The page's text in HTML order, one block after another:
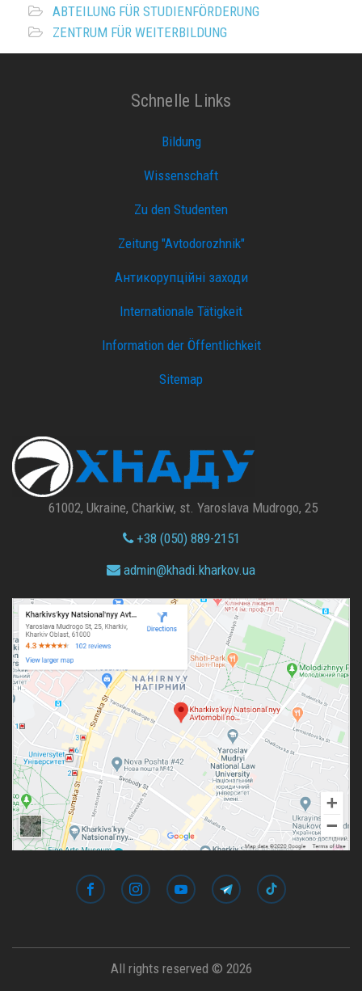
ABTEILUNG FÜR STUDIENFÖRDERUNG
ZENTRUM FÜR WEITERBILDUNG
Schnelle Links
Bildung
Wissenschaft
Zu den Studenten
Zeitung "Avtodorozhnik"
Антикорупційні заходи
Internationale Tätigkeit
Information der Öffentlichkeit
Sitemap
61002, Ukraine, Charkiw, st. Yaroslava Mudrogo, 25
+38 (050) 889-2151
admin@khadi.kharkov.ua
All rights reserved © 2026